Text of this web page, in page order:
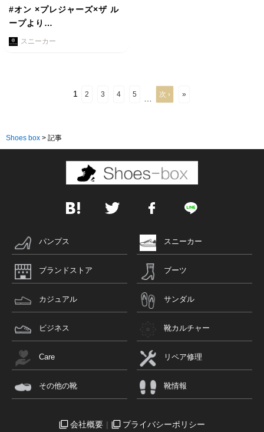
#オン ×プレジャーズ×ザ ル
ープより…
スニーカー
1 2 3 4 5 次 › »
Shoes box > 記事
パンプス スニーカー
ブランドストア ブーツ
カジュアル サンダル
ビジネス 靴カルチャー
Care リペア修理
その他の靴 靴情報
会社概要 プライバシーポリシー